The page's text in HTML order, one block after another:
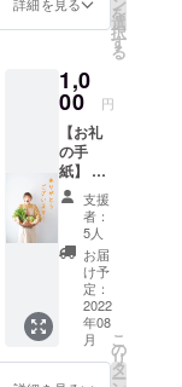
言葉では伝
えられない
いことを、
お野菜を通
じて想いな
がら、感じ
て、考え
て、伝えて
いきたいで
を
選
択
す
る
1,0
00 円
【お礼
の手
紙】 全
力で感
謝の想
いを込
めた手
紙を送
らせて
いただ
きま
す！
支援
者：
5人
お届
け予
定：
2022
年08
月
こ
の
リ
タ
ー